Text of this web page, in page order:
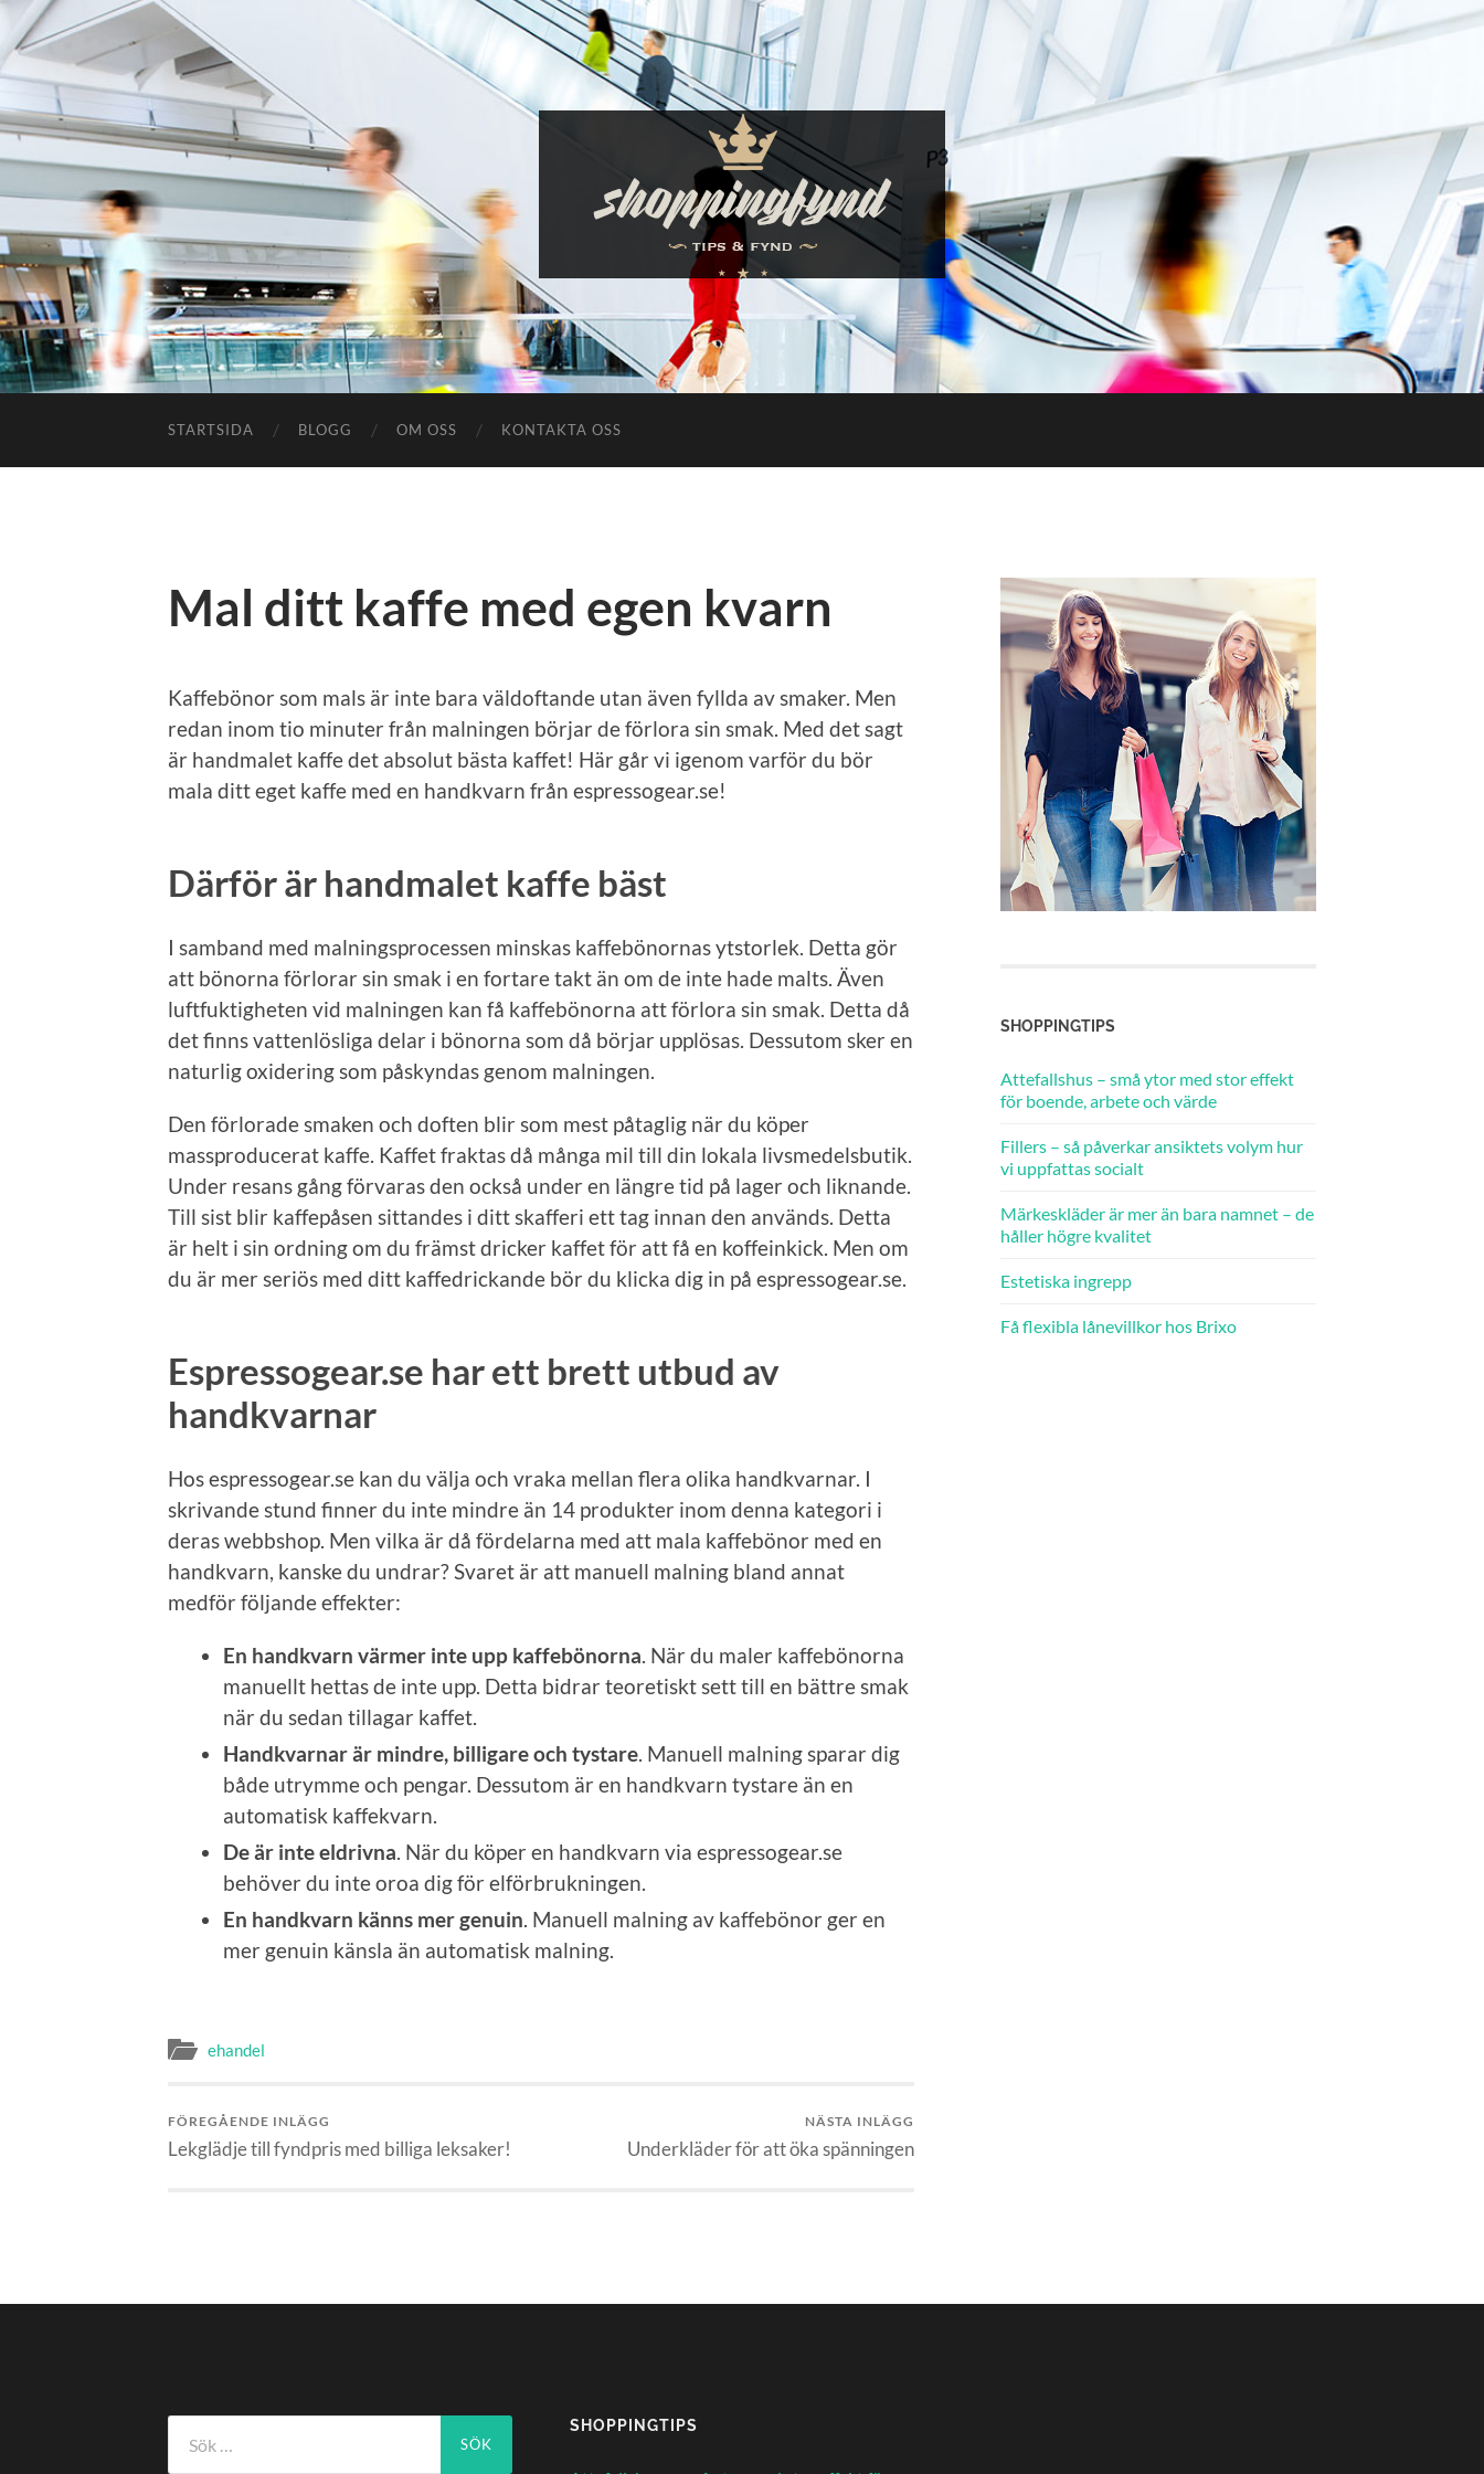
Shoppingfynd
STARTSIDA BLOGG OM OSS KONTAKTA OSS
Mal ditt kaffe med egen kvarn
Kaffebönor som mals är inte bara väldoftande utan även fyllda av smaker. Men
redan inom tio minuter från malningen börjar de förlora sin smak. Med det sagt
är handmalet kaffe det absolut bästa kaffet! Här går vi igenom varför du bör
mala ditt eget kaffe med en handkvarn från espressogear.se!
Därför är handmalet kaffe bäst
I samband med malningsprocessen minskas kaffebönornas ytstorlek. Detta gör
att bönorna förlorar sin smak i en fortare takt än om de inte hade malts. Även
luftfuktigheten vid malningen kan få kaffebönorna att förlora sin smak. Detta då
det finns vattenlösliga delar i bönorna som då börjar upplösas. Dessutom sker en
naturlig oxidering som påskyndas genom malningen.
Den förlorade smaken och doften blir som mest påtaglig när du köper
massproducerat kaffe. Kaffet fraktas då många mil till din lokala livsmedelsbutik.
Under resans gång förvaras den också under en längre tid på lager och liknande.
Till sist blir kaffepåsen sittandes i ditt skafferi ett tag innan den används. Detta
är helt i sin ordning om du främst dricker kaffet för att få en koffeinkick. Men om
du är mer seriös med ditt kaffedrickande bör du klicka dig in på espressogear.se.
Espressogear.se har ett brett utbud av
handkvarnar
Hos espressogear.se kan du välja och vraka mellan flera olika handkvarnar. I
skrivande stund finner du inte mindre än 14 produkter inom denna kategori i
deras webbshop. Men vilka är då fördelarna med att mala kaffebönor med en
handkvarn, kanske du undrar? Svaret är att manuell malning bland annat
medför följande effekter:
En handkvarn värmer inte upp kaffebönorna . När du maler kaffebönorna
manuellt hettas de inte upp. Detta bidrar teoretiskt sett till en bättre smak
när du sedan tillagar kaffet.
Handkvarnar är mindre, billigare och tystare . Manuell malning sparar dig
både utrymme och pengar. Dessutom är en handkvarn tystare än en
automatisk kaffekvarn.
De är inte eldrivna . När du köper en handkvarn via espressogear.se
behöver du inte oroa dig för elförbrukningen.
En handkvarn känns mer genuin . Manuell malning av kaffebönor ger en
mer genuin känsla än automatisk malning.
ehandel
FÖREGÅENDE INLÄGG
Lekglädje till fyndpris med billiga leksaker!
NÄSTA INLÄGG
Underkläder för att öka spänningen
SHOPPINGTIPS
Attefallshus – små ytor med stor effekt
för boende, arbete och värde
Fillers – så påverkar ansiktets volym hur
vi uppfattas socialt
Märkeskläder är mer än bara namnet – de
håller högre kvalitet
Estetiska ingrepp
Få flexibla lånevillkor hos Brixo
efter:
SHOPPINGTIPS